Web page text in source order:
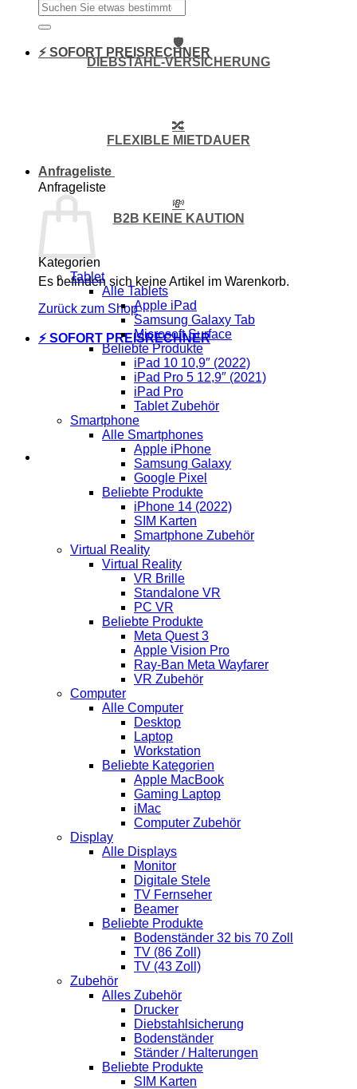
⚡ SOFORT PREISRECHNER
Anfrageliste
Anfrageliste
Es befinden sich keine Artikel im Warenkorb.
Zurück zum Shop
⚡ SOFORT PREISRECHNER
🛡️
DIEBSTAHL-VERSICHERUNG
🔀
FLEXIBLE MIETDAUER
💸
B2B KEINE KAUTION
Kategorien
Tablet
Alle Tablets
Apple iPad
Samsung Galaxy Tab
Microsoft Surface
Beliebte Produkte
iPad 10 10,9″ (2022)
iPad Pro 5 12,9″ (2021)
iPad Pro
Tablet Zubehör
Smartphone
Alle Smartphones
Apple iPhone
Samsung Galaxy
Google Pixel
Beliebte Produkte
iPhone 14 (2022)
SIM Karten
Smartphone Zubehör
Virtual Reality
Virtual Reality
VR Brille
Standalone VR
PC VR
Beliebte Produkte
Meta Quest 3
Apple Vision Pro
Ray-Ban Meta Wayfarer
VR Zubehör
Computer
Alle Computer
Desktop
Laptop
Workstation
Beliebte Kategorien
Apple MacBook
Gaming Laptop
iMac
Computer Zubehör
Display
Alle Displays
Monitor
Digitale Stele
TV Fernseher
Beamer
Beliebte Produkte
Bodenständer 32 bis 70 Zoll
TV (86 Zoll)
TV (43 Zoll)
Zubehör
Alles Zubehör
Drucker
Diebstahlsicherung
Bodenständer
Ständer / Halterungen
Beliebte Produkte
SIM Karten